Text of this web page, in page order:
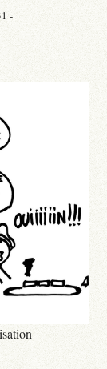
-